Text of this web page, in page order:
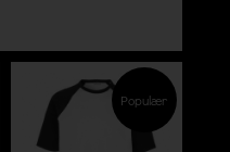
Populær